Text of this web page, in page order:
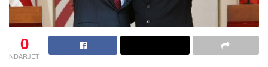
0
NDARJET